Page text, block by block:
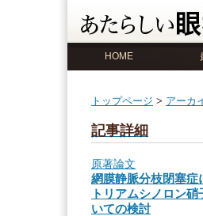
HOME
トップページ > アーカ
記事詳細
原著論文
網膜静脈分枝閉塞症
トリアムシノロン
いての検討